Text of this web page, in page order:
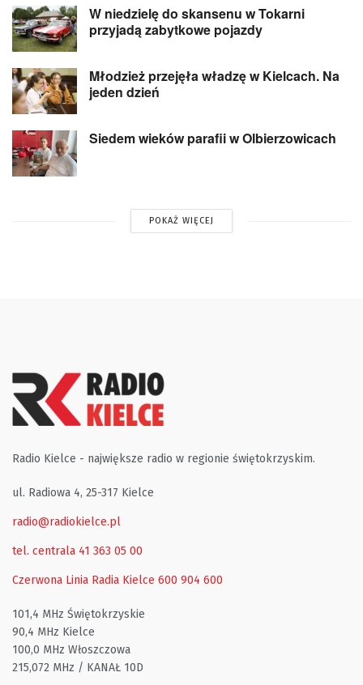
W niedzielę do skansenu w Tokarni
przyjadą zabytkowe pojazdy
Młodzież przejęła władzę w Kielcach. Na
jeden dzień
Siedem wieków parafii w Olbierzowicach
POKAŻ WIĘCEJ
Radio Kielce - największe radio w regionie świętokrzyskim.
ul. Radiowa 4, 25-317 Kielce
radio@radiokielce.pl
tel. centrala 41 363 05 00
Czerwona Linia Radia Kielce 600 904 600
101,4 MHz Świętokrzyskie
90,4 MHz Kielce
100,0 MHz Włoszczowa
215,072 MHz / KANAŁ 10D